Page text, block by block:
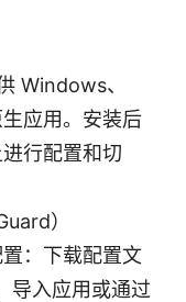
Windows、
应用。安装后
行配置和切
）
：下载配置文
入应用或通过